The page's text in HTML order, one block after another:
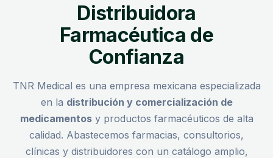
Distribuidora
Farmacéutica de
Confianza
TNR Medical es una empresa mexicana especializada
en la distribución y comercialización de
medicamentosy productos farmacéuticos de alta
calidad. Abastecemos farmacias, consultorios,
clínicas y distribuidores con un catálogo amplio,